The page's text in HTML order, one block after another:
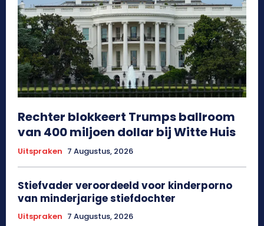
Rechter blokkeert Trumps ballroom
van 400 miljoen dollar bij Witte Huis
Uitspraken 7 Augustus, 2026
Stiefvader veroordeeld voor kinderporno
van minderjarige stiefdochter
Uitspraken 7 Augustus, 2026